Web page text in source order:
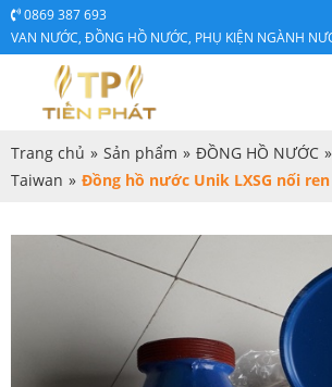
0869 387 693
VAN NƯỚC, ĐỒNG HỒ NƯỚC, PHỤ KIỆN NGÀNH
Trang chủ » Sản phẩm » ĐỒNG HỒ NƯỚC »
Taiwan » Đồng hồ nước Unik LXSG nối ren